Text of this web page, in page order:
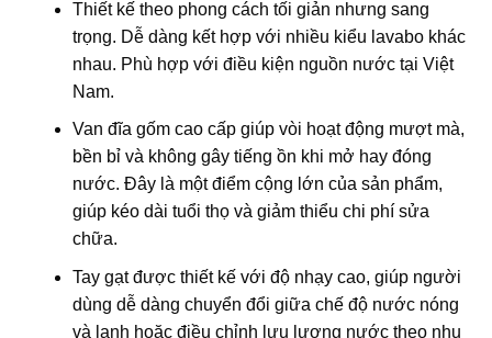
Thiết kế theo phong cách tối giản nhưng sang
trọng. Dễ dàng kết hợp với nhiều kiểu lavabo khác
nhau. Phù hợp với điều kiện nguồn nước tại Việt
Nam.
Van đĩa gốm cao cấp giúp vòi hoạt động mượt mà,
bền bỉ và không gây tiếng ồn khi mở hay đóng
nước. Đây là một điểm cộng lớn của sản phẩm,
giúp kéo dài tuổi thọ và giảm thiểu chi phí sửa
chữa.
Tay gạt được thiết kế với độ nhạy cao, giúp người
dùng dễ dàng chuyển đổi giữa chế độ nước nóng
và lạnh hoặc điều chỉnh lưu lượng nước theo nhu